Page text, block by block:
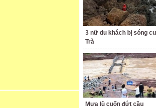
3 nữ du khách bị sóng
Trà
Mưa lũ cuốn đứt cầu